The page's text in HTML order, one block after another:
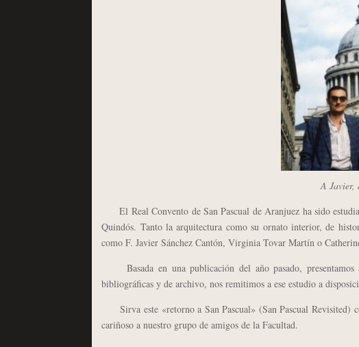
A Javier,
El Real Convento de San Pascual de Aranjuez ha sido
Quindós. Tanto la arquitectura como su ornato interior, de
como F. Javier Sánchez Cantón, Virginia Tovar Martín o
Basada en una publicación del año pasado, presentamos
bibliográficas y de archivo, nos remitimos a ese estudio a
Sirva este «retorno a San Pascual» (San Pascual Revisited)
cariñoso a nuestro grupo de amigos de la Facultad.